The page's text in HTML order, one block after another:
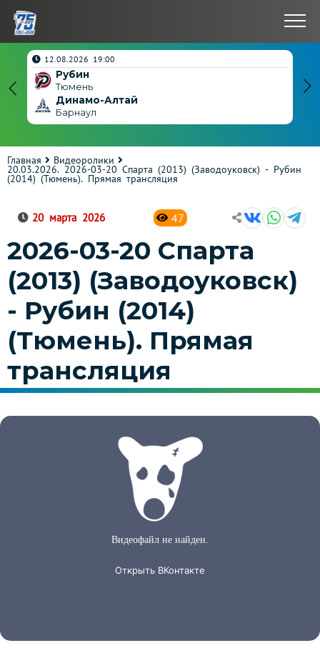
4
12.08.2026 19:00
Рубин
Тюмень
Динамо-Алтай
Барнаул
Главная
Видеоролики
20.03.2026. 2026-03-20 Спарта (2013) (Заводоуковск) - Рубин
(2014) (Тюмень). Прямая трансляция
20 марта 2026 47
2026-03-20 Спарта
(2013) (Заводоуковск)
- Рубин (2014)
(Тюмень). Прямая
трансляция